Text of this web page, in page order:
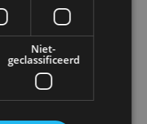
Niet-
geclassificeerd